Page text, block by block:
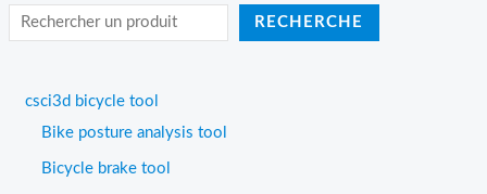
RECHERCHE
csci3d bicycle tool
Bike posture analysis tool
Bicycle brake tool